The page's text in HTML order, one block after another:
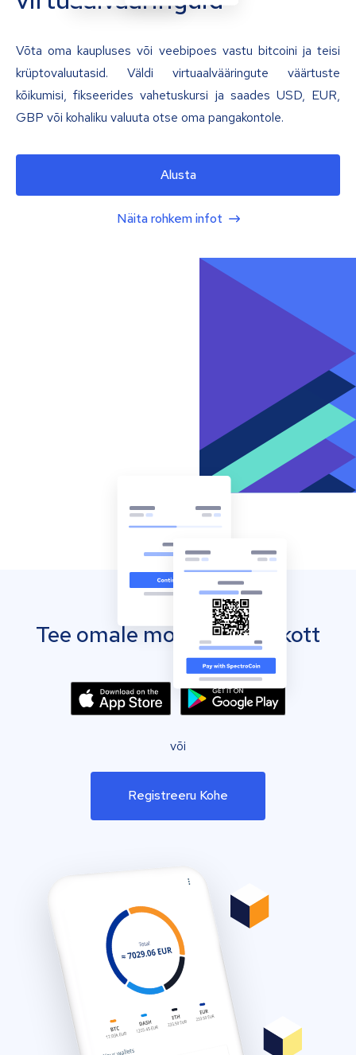
Võta oma kaupluses või veebipoes vastu bitcoini ja teisi
krüptovaluutasid. Väldi virtuaalvääringute väärtuste
kõikumisi, fikseerides vahetuskursi ja saades USD, EUR,
GBP või kohaliku valuuta otse oma pangakontole.
Alusta
Näita rohkem infot
Tee omale mobiilne rahakott
või
Registreeru Kohe